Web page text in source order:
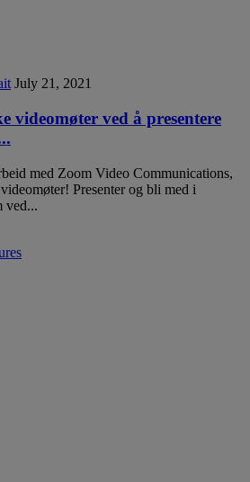
July 21, 2021
videomøter ved å presentere
med Zoom Video Communications,
Presenter og bli med i
ved...